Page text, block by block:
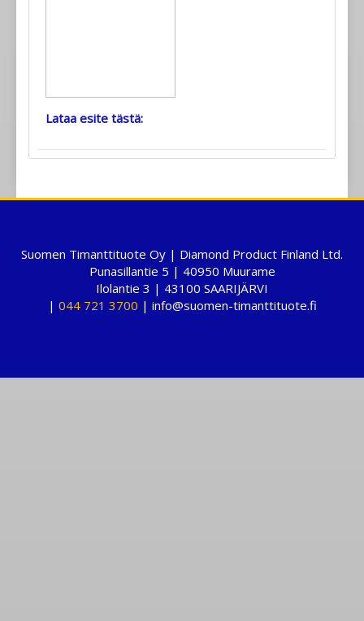
Lataa esite tästä:
Suomen Timanttituote Oy | Diamond Product Finland Ltd.
Punasillantie 5 | 40950 Muurame
Ilolantie 3 | 43100 SAARIJÄRVI
| 044 721 3700 | info@suomen-timanttituote.fi